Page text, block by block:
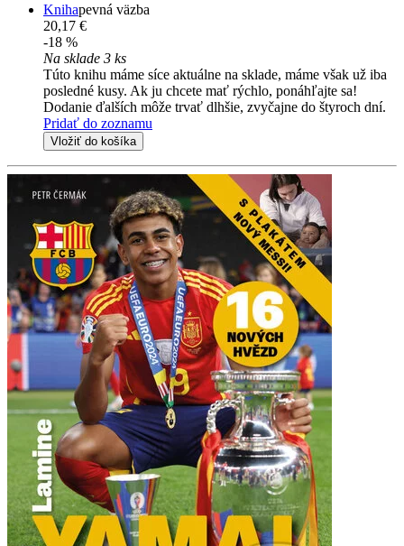
Knihapevná väzba
20,17 €
-18 %
Na sklade 3 ks
Túto knihu máme síce aktuálne na sklade, máme však už iba
posledné kusy. Ak ju chcete mať rýchlo, ponáhľajte sa!
Dodanie ďalších môže trvať dlhšie, zvyčajne do štyroch dní.
Pridať do zoznamu
Vložiť do košíka